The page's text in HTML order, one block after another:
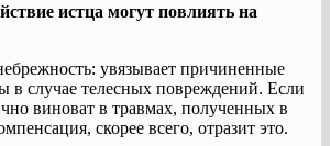
истца могут повлиять на
увязывает причиненные
в случае телесных повреждений. Если
виноват в травмах, полученных в
скорее всего, отразит это.